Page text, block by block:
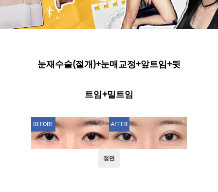
눈재수술(절개)+눈매교정+앞트임+뒷
트임+밑트임
BEFORE AFTER